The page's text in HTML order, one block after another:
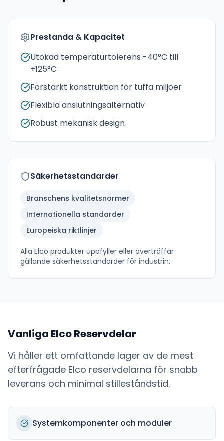
Prestanda & Kapacitet
Utökad temperaturtolerens -40°C till
+125°C
Förstärkt konstruktion för tuffa miljöer
Flexibla anslutningsalternativ
Robust mekanisk design
Säkerhetsstandarder
Branschens kvalitetsnormer
Internationella standarder
Europeiska riktlinjer
Alla Elco produkter uppfyller eller överträffar
gällande säkerhetsstandarder för industrin.
Vanliga ElcoReservdelar
Vi håller ett omfattande lager av de mest
efterfrågade Elco reservdelarna för snabb
leverans och minimal stilleståndstid.
Systemkomponenter och moduler